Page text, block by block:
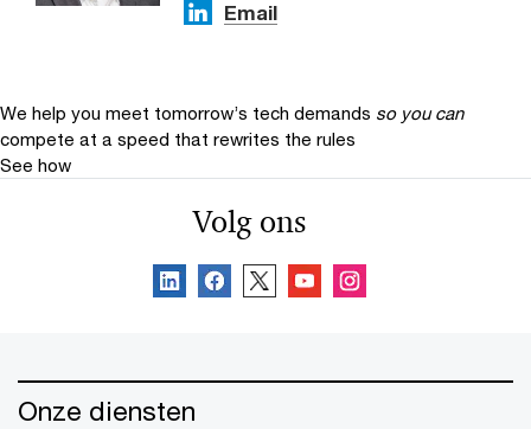
Email
We help you meet tomorrow’s tech demands so you can
compete at a speed that rewrites the rules
See how
Volg ons
Onze diensten